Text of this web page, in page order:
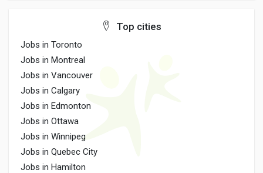
Top cities
Jobs in Toronto
Jobs in Montreal
Jobs in Vancouver
Jobs in Calgary
Jobs in Edmonton
Jobs in Ottawa
Jobs in Winnipeg
Jobs in Quebec City
Jobs in Hamilton